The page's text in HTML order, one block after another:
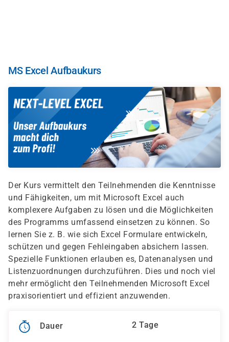
MS Excel Aufbaukurs
Der Kurs vermittelt den Teilnehmenden die Kenntnisse
und Fähigkeiten, um mit Microsoft Excel auch
komplexere Aufgaben zu lösen und die Möglichkeiten
des Programms umfassend einsetzen zu können. So
lernen Sie z. B. wie sich Excel Formulare entwickeln,
schützen und gegen Fehleingaben absichern lassen.
Spezielle Funktionen erlauben es, Datenanalysen und
Listenzuordnungen durchzuführen. Dies und noch viel
mehr ermöglicht den Teilnehmenden Microsoft Excel
praxisorientiert und effizient anzuwenden.
Dauer 2 Tage